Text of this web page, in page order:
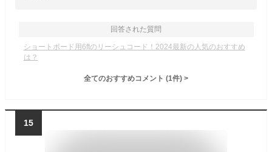
回答された質問
ショートボード用6ftのリーシュコード！2024最新の人気のおすすめ
は？
全てのおすすめコメント (1件) >
15